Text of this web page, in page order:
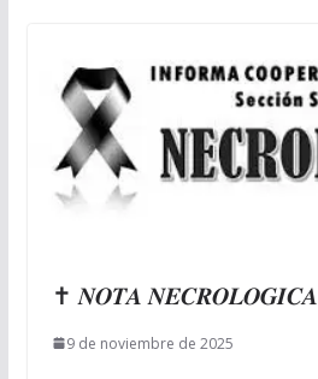
✝ 𝑵𝑶𝑻𝑨 𝑵𝑬𝑪𝑹𝑶𝑳𝑶𝑮𝑰𝑪𝑨
9 de noviembre de 2025